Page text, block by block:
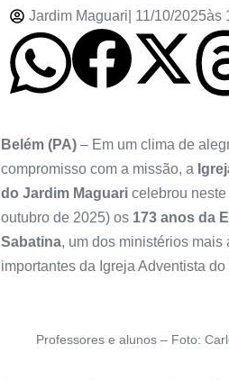
Jardim Maguari 11/10/2025às
Belém (PA)– Em um clima de
compromisso com a missão, a
do Jardim Maguaricelebrou neste
outubro de 2025) os 173 anos da
Sabatina, um dos ministérios mais
importantes da Igreja Adventista
Professores e alunos – Foto: